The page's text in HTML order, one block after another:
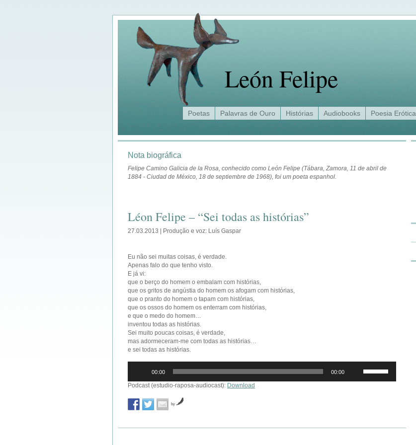
León Felipe
Poetas Palavras de Ouro Histórias Audiobooks Poesia Erótica
Nota biográfica
Felipe Camino Galicia de la Rosa, conhecido como León Felipe (Tábara, Zamora, 11 de abril de
1884 - Ciudad de México, 18 de septiembre de 1968), foi um poeta espanhol.
Léon Felipe – “Sei todas as histórias”
27.03.2013 | Produção e voz: Luís Gaspar
Eu não sei muitas coisas, é verdade.
Apenas falo do que tenho visto.
E já vi:
que o berço do homem o embalam com histórias,
que os gritos de angústia do homem os afogam com histórias,
que o pranto do homem o tapam com histórias,
que os ossos do homem os enterram com histórias,
e que o medo do homem…
inventou todas as histórias.
Sei muito poucas coisas, é verdade,
mas adormeceram-me com todas as histórias…
e sei todas as histórias.
áudio
00:00 00:00
as
setas
diminuir
Podcast (estudio-raposa-audiocast): Download
by